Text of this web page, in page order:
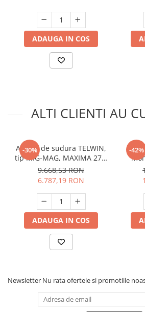
ADAUGA IN COS
ALTI CLIENTI AU
-30%
Aparat de sudura TELWIN,
tip MIG-MAG, MAXIMA 270,
230V, 250A
9.668,53 RON
6.787,19 RON
ADAUGA IN COS
-42%
Newsletter Nu rata ofertele si promotiile